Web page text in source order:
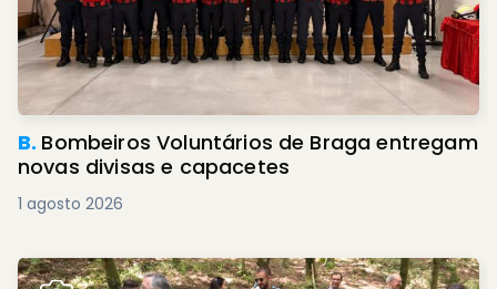
B. Bombeiros Voluntários de Braga entregam
novas divisas e capacetes
1 agosto 2026